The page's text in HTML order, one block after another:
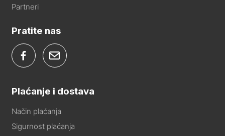
Partneri
Pratite nas
Plaćanje i dostava
Način plaćanja
Sigurnost plaćanja